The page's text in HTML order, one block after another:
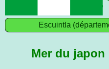
Escuintla
Mer du japon